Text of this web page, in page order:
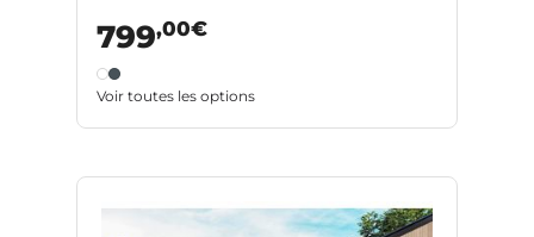
799,00€
Voir toutes les options